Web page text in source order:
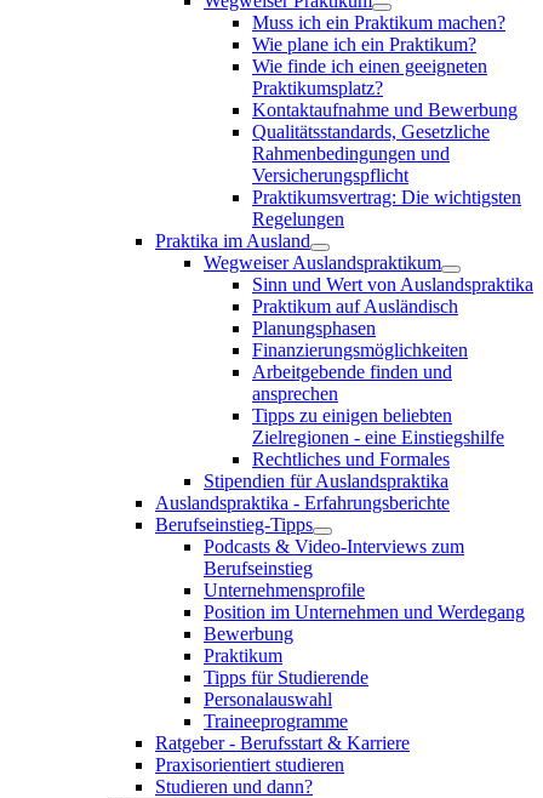
Muss ich ein Praktikum machen?
Wie plane ich ein Praktikum?
Wie finde ich einen geeigneten
Praktikumsplatz?
Kontaktaufnahme und Bewerbung
Qualitätsstandards, Gesetzliche
Rahmenbedingungen und
Versicherungspflicht
Praktikumsvertrag: Die wichtigsten
Regelungen
Praktika im Ausland
Wegweiser Auslandspraktikum
Sinn und Wert von Auslandspraktika
Praktikum auf Ausländisch
Planungsphasen
Finanzierungsmöglichkeiten
Arbeitgebende finden und
ansprechen
Tipps zu einigen beliebten
Zielregionen - eine Einstiegshilfe
Rechtliches und Formales
Stipendien für Auslandspraktika
Auslandspraktika - Erfahrungsberichte
Berufseinstieg-Tipps
Podcasts & Video-Interviews zum
Berufseinstieg
Unternehmensprofile
Position im Unternehmen und Werdegang
Bewerbung
Praktikum
Tipps für Studierende
Personalauswahl
Traineeprogramme
Ratgeber - Berufsstart & Karriere
Praxisorientiert studieren
Studieren und dann?